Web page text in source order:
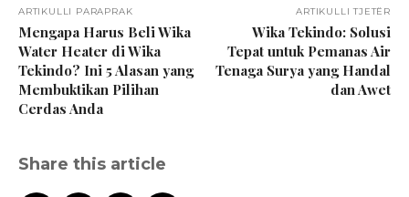
ARTIKULLI PARAPRAK
Mengapa Harus Beli Wika
Water Heater di Wika
Tekindo? Ini 5 Alasan yang
Membuktikan Pilihan
Cerdas Anda
ARTIKULLI TJETËR
Wika Tekindo: Solusi
Tepat untuk Pemanas Air
Tenaga Surya yang Handal
dan Awet
Share this article